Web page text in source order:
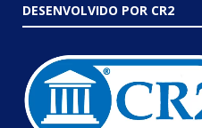
DESENVOLVIDO POR CR2